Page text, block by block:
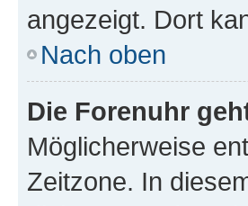
angezeigt. Dort
Nach oben
Die Forenuhr
Möglicherweise
Zeitzone. In